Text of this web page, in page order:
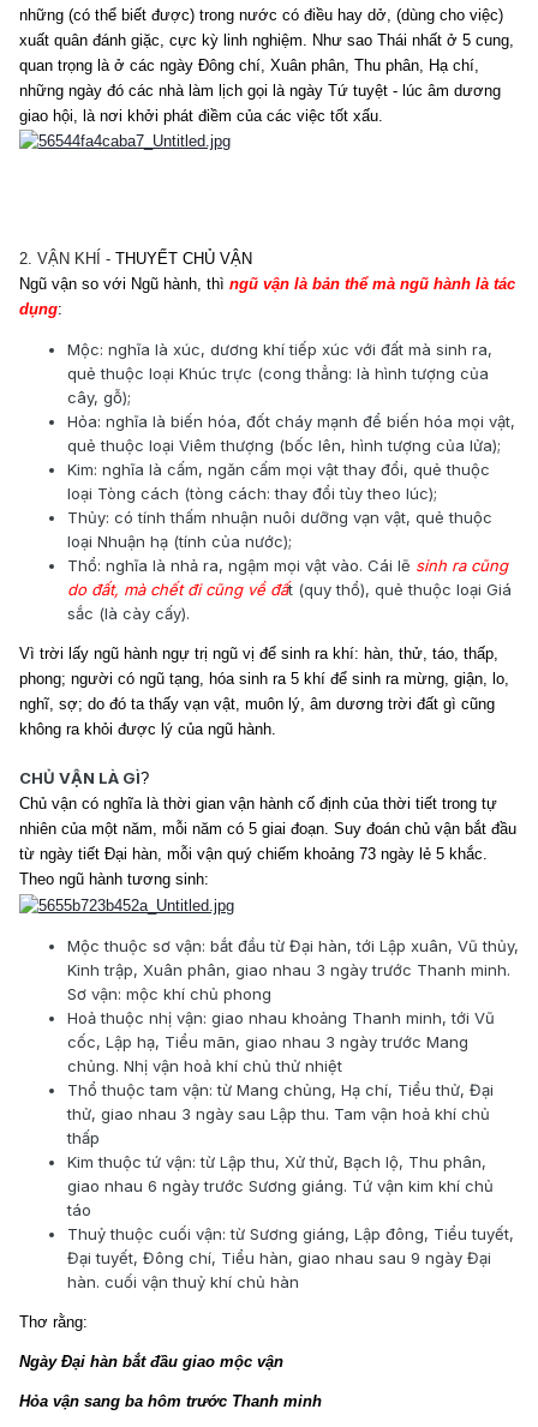
những (có thể biết được) trong nước có điều hay dở, (dùng cho việc)
xuất quân đánh giặc, cực kỳ linh nghiệm. Như sao Thái nhất ở 5 cung,
quan trọng là ở các ngày Đông chí, Xuân phân, Thu phân, Hạ chí,
những ngày đó các nhà làm lịch gọi là ngày Tứ tuyệt - lúc âm dương
giao hội, là nơi khởi phát điềm của các việc tốt xấu.
2. VẬN KHÍ - THUYẾT CHỦ VẬN
Ngũ vận so với Ngũ hành, thì ngũ vận là bản thể mà ngũ hành là tác
dụng:
Mộc: nghĩa là xúc, dương khí tiếp xúc với đất mà sinh ra,
quẻ thuộc loại Khúc trực (cong thẳng: là hình tượng của
cây, gỗ);
Hỏa: nghĩa là biến hóa, đốt cháy mạnh để biến hóa mọi vật,
quẻ thuộc loại Viêm thượng (bốc lên, hình tượng của lửa);
Kim: nghĩa là cấm, ngăn cấm mọi vật thay đổi, quẻ thuộc
loại Tòng cách (tòng cách: thay đổi tùy theo lúc);
Thủy: có tính thấm nhuận nuôi dưỡng vạn vật, quẻ thuộc
loại Nhuận hạ (tính của nước);
Thổ: nghĩa là nhả ra, ngậm mọi vật vào. Cái lẽ sinh ra cũng
do đất, mà chết đi cũng về đất (quy thổ), quẻ thuộc loại Giá
sắc (là cày cấy).
Vì trời lấy ngũ hành ngự trị ngũ vị để sinh ra khí: hàn, thử, táo, thấp,
phong; người có ngũ tạng, hóa sinh ra 5 khí để sinh ra mừng, giận, lo,
nghĩ, sợ; do đó ta thấy vạn vật, muôn lý, âm dương trời đất gì cũng
không ra khỏi được lý của ngũ hành.
CHỦ VẬN LÀ GÌ?
Chủ vận có nghĩa là thời gian vận hành cố định của thời tiết trong tự
nhiên của một năm, mỗi năm có 5 giai đoạn. Suy đoán chủ vận bắt đầu
từ ngày tiết Đại hàn, mỗi vận quý chiếm khoảng 73 ngày lẻ 5 khắc.
Theo ngũ hành tương sinh:
Mộc thuộc sơ vận: bắt đầu từ Đại hàn, tới Lập xuân, Vũ thủy,
Kinh trập, Xuân phân, giao nhau 3 ngày trước Thanh minh.
Sơ vận: mộc khí chủ phong
Hoả thuộc nhị vận: giao nhau khoảng Thanh minh, tới Vũ
cốc, Lập hạ, Tiểu mãn, giao nhau 3 ngày trước Mang
chủng. Nhị vận hoả khí chủ thử nhiệt
Thổ thuộc tam vận: từ Mang chủng, Hạ chí, Tiểu thử, Đại
thử, giao nhau 3 ngày sau Lập thu. Tam vận hoả khí chủ
thấp
Kim thuộc tứ vận: từ Lập thu, Xử thử, Bạch lộ, Thu phân,
giao nhau 6 ngày trước Sương giáng. Tứ vận kim khí chủ
táo
Thuỷ thuộc cuối vận: từ Sương giáng, Lập đông, Tiểu tuyết,
Đại tuyết, Đông chí, Tiểu hàn, giao nhau sau 9 ngày Đại
hàn. cuối vận thuỷ khí chủ hàn
Thơ rằng:
Ngày Đại hàn bắt đầu giao mộc vận
Hỏa vận sang ba hôm trước Thanh minh